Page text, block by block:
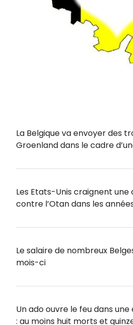
La Belgique va envoyer des
Groenland dans le cadre
Les Etats-Unis craignent
contre l’Otan dans les
Le salaire de nombreux
mois-ci
Un ado ouvre le feu dans
: au moins huit morts et